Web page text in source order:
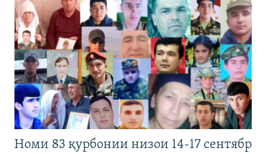
Номи 83 қурбонии низои 14-17 сентябр